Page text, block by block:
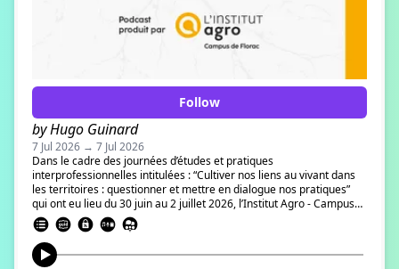
Follow
by Hugo Guinard
7 Jul 2026 → 7 Jul 2026
Dans le cadre des journées d’études et pratiques
interprofessionnelles intitulées : “Cultiver nos liens au vivant dans
les territoires : questionner et mettre en dialogue nos pratiques”
qui ont eu lieu du 30 juin au 2 juillet 2026, l’Institut Agro - Campus
de Florac vous propose deux captations audio pour explorer cette
thématique et revivre l’événement. Plus d’informations sur ces
journées sont disponibles sur le site fermewikisagro.fr/liens-au-
vivant